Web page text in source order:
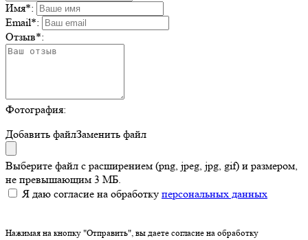
Имя*:
Email*:
Отзыв*:
Фотография:
Добавить файлЗаменить файл
Выберите файл с расширением (png, jpeg, jpg, gif) и размером,
не превышающим 3 МБ.
Я даю согласие на обработку персональных данных
Нажимая на кнопку "Отправить", вы даете согласие на обработку